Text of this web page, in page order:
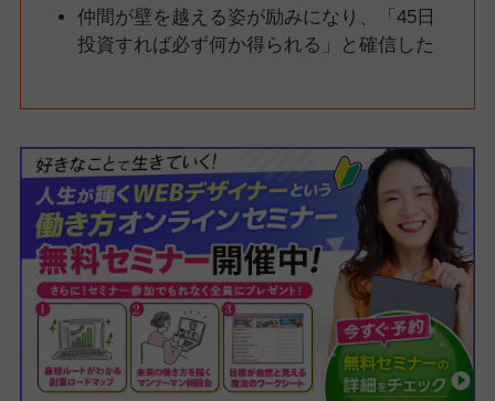
仲間が壁を越える姿が励みになり、「45日
投資すれば必ず何か得られる」と確信した